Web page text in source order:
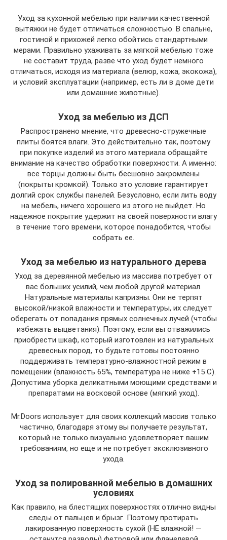
Уход за кухонной мебелью при наличии качественной
вытяжки не будет отличаться сложностью. В спальне,
гостиной и прихожей легко обойтись стандартными
мерами. Правильно ухаживать за мягкой мебелью тоже
не составит труда, разве что уход будет немного
отличаться, исходя из материала (велюр, кожа, экокожа),
и условий эксплуатации (например, есть ли в доме дети
или домашние животные).
Уход за мебелью из ДСП
Распространено мнение, что древесно-стружечные
плиты боятся влаги. Это действительно так, поэтому
при покупке изделий из этого материала обращайте
внимание на качество обработки поверхности. А именно:
все торцы должны быть бесшовно закромлены
(покрыты кромкой). Только это условие гарантирует
долгий срок службы панелей. Безусловно, если лить воду
на мебель, ничего хорошего из этого не выйдет. Но
надежное покрытие удержит на своей поверхности влагу
в течение того времени, которое понадобится, чтобы
собрать ее.
Уход за мебелью из натурального дерева
Уход за деревянной мебелью из массива потребует от
вас больших усилий, чем любой другой материал.
Натуральные материалы капризны. Они не терпят
высокой/низкой влажности и температуры, их следует
оберегать от попадания прямых солнечных лучей (чтобы
избежать выцветания). Поэтому, если вы отважились
приобрести шкаф, который изготовлен из натуральных
древесных пород, то будьте готовы постоянно
поддерживать температурно-влажностной режим в
помещении (влажность 65%, температура не ниже +15 С).
Допустима уборка деликатными моющими средствами и
препаратами на восковой основе (мягкий уход).
Mr.Doors использует для своих коллекций массив только
частично, благодаря этому вы получаете результат,
который не только визуально удовлетворяет вашим
требованиям, но еще и не потребует эксклюзивного
ухода.
Уход за полированной мебелью в домашних
условиях
Как правило, на блестящих поверхностях отлично видны
следы от пальцев и брызг. Поэтому протирать
лакированную поверхность сухой (НЕ влажной! —